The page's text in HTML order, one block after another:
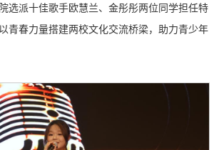
选派十佳歌手欧慧兰、金彤彤两位同学担任特
青春力量搭建两校文化交流桥梁，助力青少年